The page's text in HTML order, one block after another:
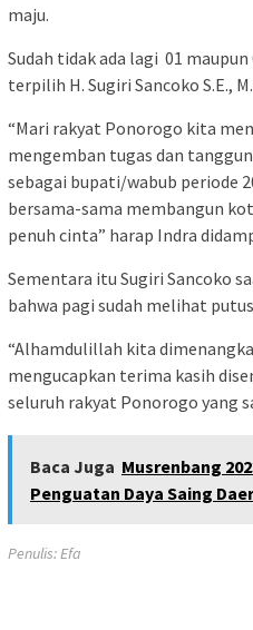
maju.
Sudah tidak ada lagi 01
terpilih H. Sugiri Sancoko S.E.,
“Mari rakyat Ponorogo kita
mengemban tugas dan
sebagai bupati/wabub periode
bersama-sama membangun
penuh cinta” harap Indra
Sementara itu Sugiri Sancoko
bahwa pagi sudah melihat
“Alhamdulillah kita
mengucapkan terima kasih
seluruh rakyat Ponorogo yang
Baca Juga Musrenbang
Penguatan Daya Saing
Penulis: Efa